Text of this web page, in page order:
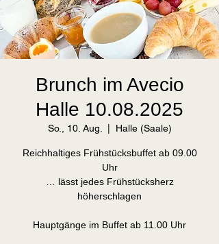
Brunch im Avecio
Halle 10.08.2025
So., 10. Aug. Halle (Saale)
Reichhaltiges Frühstücksbuffet ab 09.00
Uhr
… lässt jedes Frühstücksherz
höherschlagen
Hauptgänge im Buffet ab 11.00 Uhr